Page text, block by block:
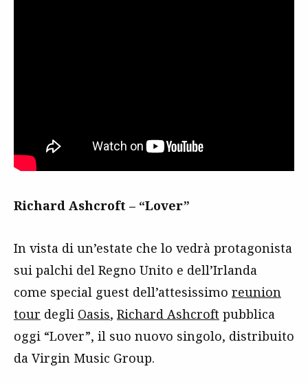
Richard Ashcroft – “Lover”
In vista di un’estate che lo vedrà protagonista
sui palchi del Regno Unito e dell’Irlanda
come special guest dell’attesissimo reunion
tour degli Oasis, Richard Ashcroft pubblica
oggi “Lover”, il suo nuovo singolo, distribuito
da Virgin Music Group.